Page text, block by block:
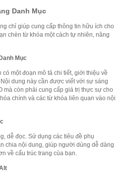
Danh Mục
chỉ giúp cung cấp thông tin hữu ích cho
chèn từ khóa một cách tự nhiên, nâng
Mục
một đoạn mô tả chi tiết, giới thiệu về
dung này cần được viết với sự sáng
mà còn phải cung cấp giá trị thực sự cho
chính và các từ khóa liên quan vào nội
dễ đọc. Sử dụng các tiêu đề phụ
chia nội dung, giúp người dùng dễ dàng
về cấu trúc trang của bạn.